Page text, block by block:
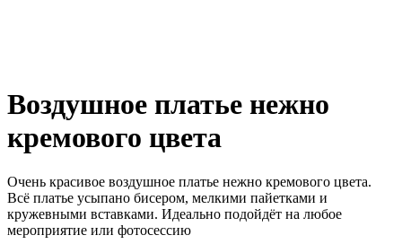
Воздушное платье нежно
кремового цвета
Очень красивое воздушное платье нежно кремового цвета.
Всё платье усыпано бисером, мелкими пайетками и
кружевными вставками. Идеально подойдёт на любое
мероприятие или фотосессию